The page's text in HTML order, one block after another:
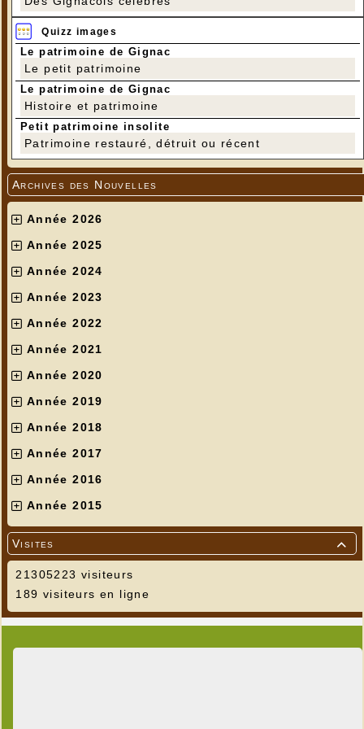
Quizz images
Le patrimoine de Gignac
Le petit patrimoine
Le patrimoine de Gignac
Histoire et patrimoine
Petit patrimoine insolite
Patrimoine restauré, détruit ou récent
Archives des Nouvelles
Année 2026
Année 2025
Année 2024
Année 2023
Année 2022
Année 2021
Année 2020
Année 2019
Année 2018
Année 2017
Année 2016
Année 2015

Visites
21305223 visiteurs
189 visiteurs en ligne